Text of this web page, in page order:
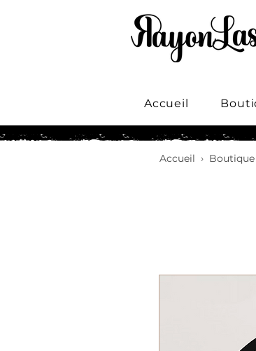
Accueil
Accueil › Boutique